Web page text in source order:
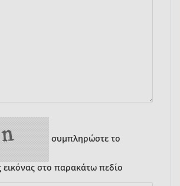
συμπληρώστε το
εικόνας στο παρακάτω πεδίο